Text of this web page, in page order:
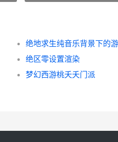
绝区零设置渲染
梦幻西游桃夭夭门派